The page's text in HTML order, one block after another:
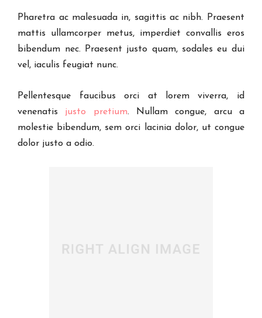
Pharetra ac malesuada in, sagittis ac nibh. Praesent
mattis ullamcorper metus, imperdiet convallis eros
bibendum nec. Praesent justo quam, sodales eu dui
vel, iaculis feugiat nunc.
Pellentesque faucibus orci at lorem viverra, id
venenatis justo pretium. Nullam congue, arcu a
molestie bibendum, sem orci lacinia dolor, ut congue
dolor justo a odio.